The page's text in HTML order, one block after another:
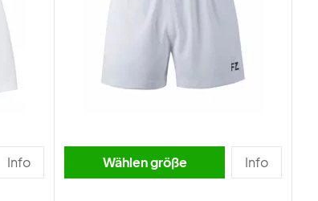
Info Wählen größe Info